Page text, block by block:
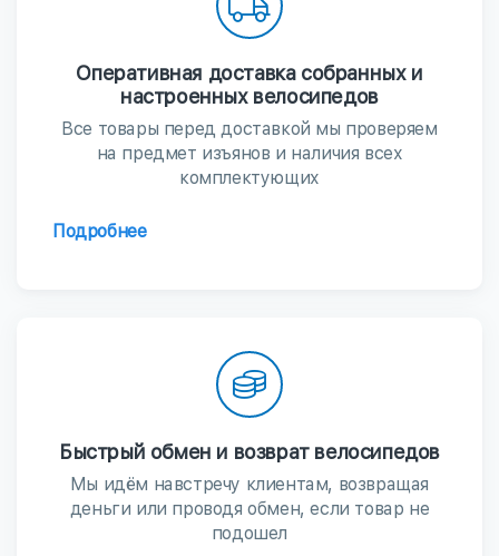
Оперативная доставка собранных и
настроенных велосипедов
Все товары перед доставкой мы проверяем
на предмет изъянов и наличия всех
комплектующих
Подробнее
Быстрый обмен и возврат велосипедов
Мы идём навстречу клиентам, возвращая
деньги или проводя обмен, если товар не
подошел